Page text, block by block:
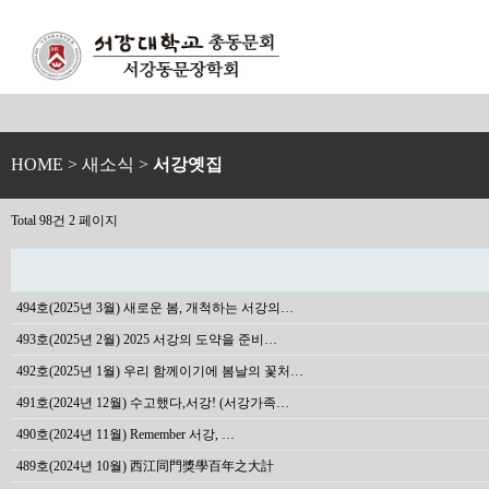
HOME > 새소식 > 서강옛집
Total 98건 2 페이지
494호(2025년 3월) 새로운 봄, 개척하는 서강의…
493호(2025년 2월) 2025 서강의 도약을 준비…
492호(2025년 1월) 우리 함께이기에 봄날의 꽃처…
491호(2024년 12월) 수고했다,서강! (서강가족…
490호(2024년 11월) Remember 서강, …
489호(2024년 10월) 西江同門獎學百年之大計